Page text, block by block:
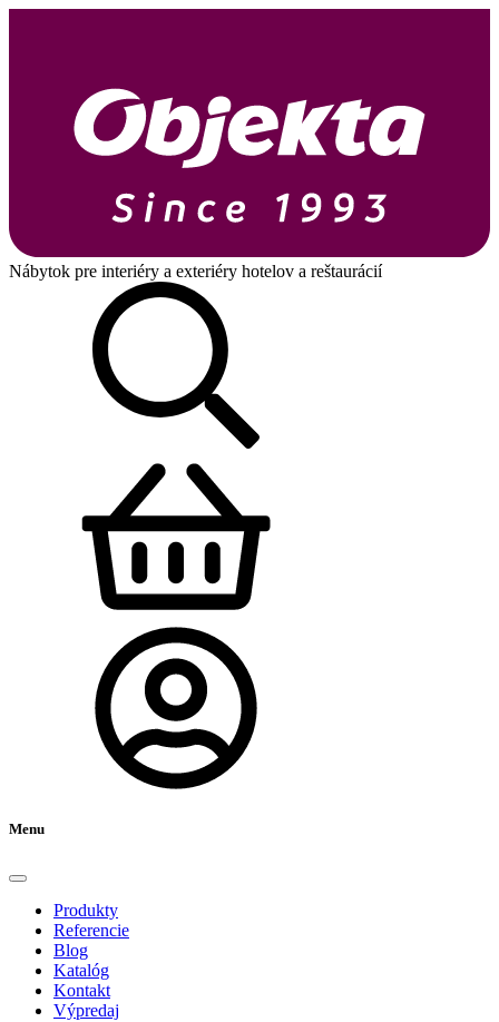
Nábytok pre interiéry a exteriéry hotelov a reštaurácií
Menu
Produkty
Referencie
Blog
Katalóg
Kontakt
Výpredaj